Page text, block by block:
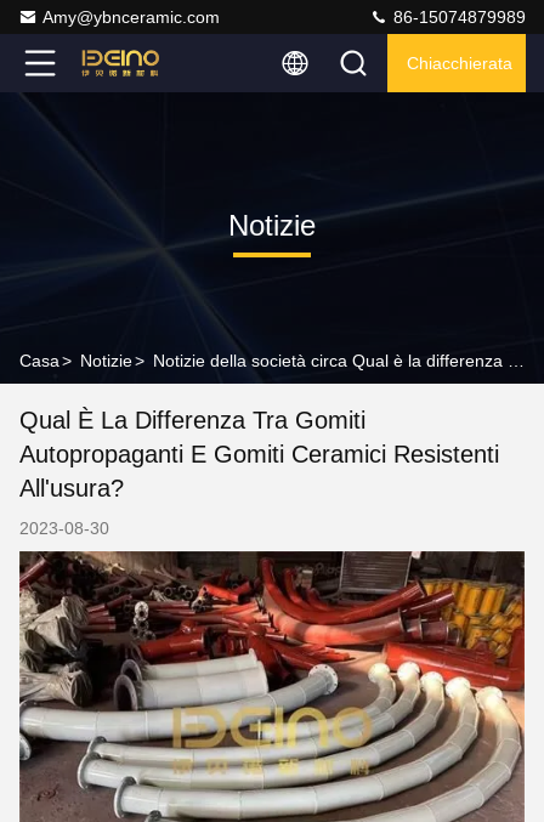
Amy@ybnceramic.com 86-15074879989
Chiacchierata
Notizie
Casa> Notizie>
Qual È La Differenza Tra Gomiti
Autopropaganti E Gomiti Ceramici Resistenti
All'usura?
2023-08-30